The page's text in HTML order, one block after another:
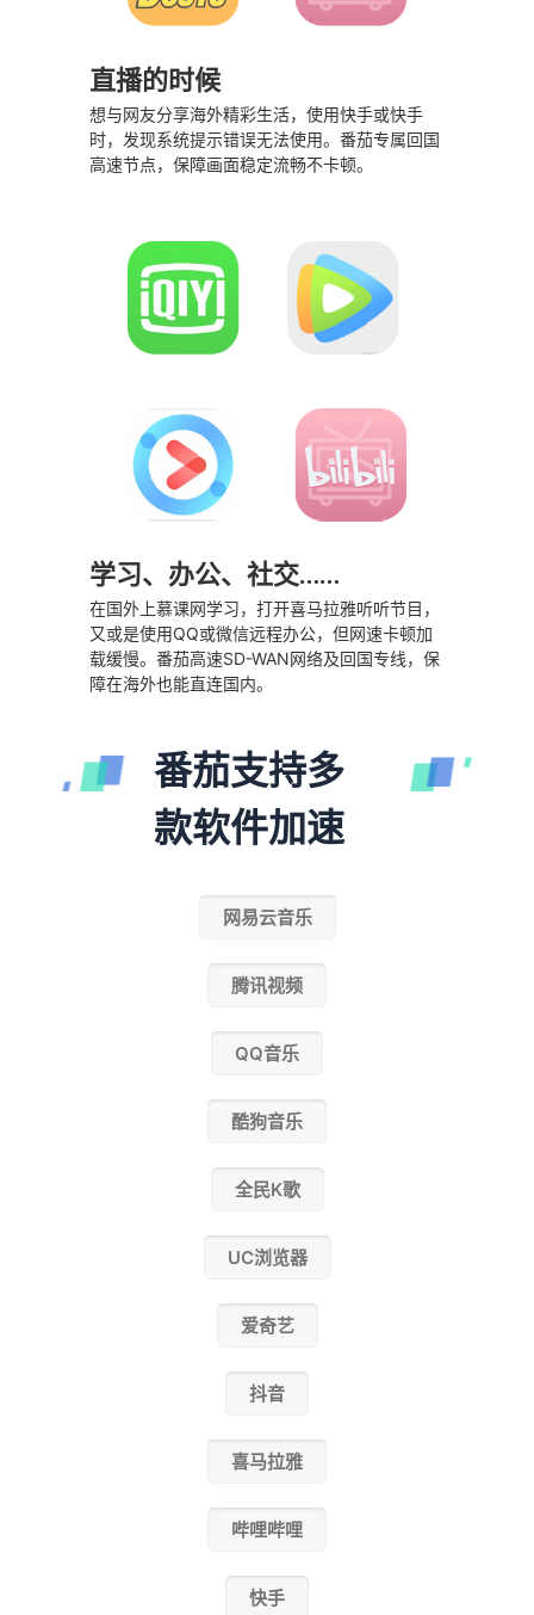
直播的时候
想与网友分享海外精彩生活，使用快手或快手
时，发现系统提示错误无法使用。番茄专属回国
高速节点，保障画面稳定流畅不卡顿。
学习、办公、社交……
在国外上慕课网学习，打开喜马拉雅听听节目，
又或是使用QQ或微信远程办公，但网速卡顿加
载缓慢。番茄高速SD-WAN网络及回国专线，保
障在海外也能直连国内。
番茄支持多
款软件加速
网易云音乐
腾讯视频
QQ音乐
酷狗音乐
全民K歌
UC浏览器
爱奇艺
抖音
喜马拉雅
哔哩哔哩
快手